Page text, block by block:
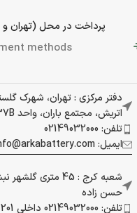
پرداخت در محل (تهران
methods
دفتر مرکزی : تهران، شهرک
اتریش، مجتمع باران، واحد 337B
تلفن: 02149032000
ایمیل: info@arkabattery.com
شعبه کرج : 45 متری
حسن زاده
تلفن: 02149032000 داخلی 201